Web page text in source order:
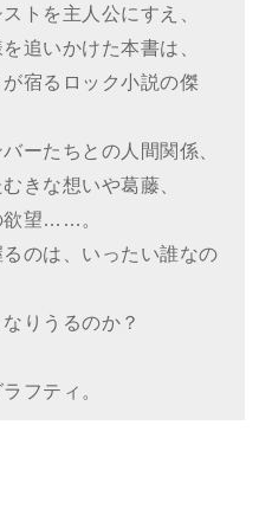
トを主人公にすえ、
追いかけた本書は、
宿るロック小説の傑
ーたちとの人間関係、
きな想いや葛藤、
欲望……。
のは、いったい誰なの
りうるのか？
フティ。